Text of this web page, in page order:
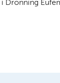
Dronning